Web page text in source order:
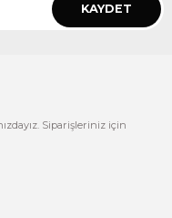
KAYDET
Siparişleriniz için